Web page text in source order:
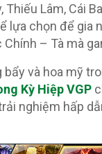
Thiếu Lâm, Cái
lựa chọn để gia
– Tà mà
bẩy và hoa mỹ
Kỳ Hiệp VGP
nghiệm hấp